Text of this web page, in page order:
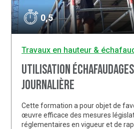
0,5
Travaux en hauteur &
Utilisation
journalière
Cette formation a pour objet de
œuvre efficace des mesures
réglementaires en vigueur et de